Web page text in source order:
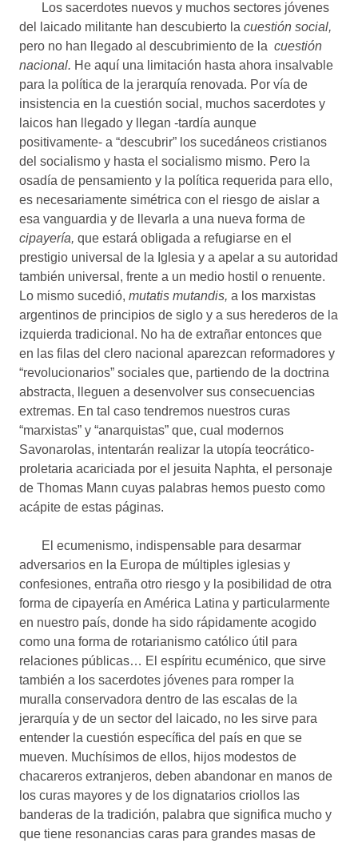
Los sacerdotes nuevos y muchos sectores jóvenes
del laicado militante han descubierto la cuestión social,
pero no han llegado al descubrimiento de la cuestión
nacional. He aquí una limitación hasta ahora insalvable
para la política de la jerarquía renovada. Por vía de
insistencia en la cuestión social, muchos sacerdotes y
laicos han llegado y llegan -tardía aunque
positivamente- a “descubrir” los sucedáneos cristianos
del socialismo y hasta el socialismo mismo. Pero la
osadía de pensamiento y la política requerida para ello,
es necesariamente simétrica con el riesgo de aislar a
esa vanguardia y de llevarla a una nueva forma de
cipayería, que estará obligada a refugiarse en el
prestigio universal de la Iglesia y a apelar a su autoridad
también universal, frente a un medio hostil o renuente.
Lo mismo sucedió, mutatis mutandis, a los marxistas
argentinos de principios de siglo y a sus herederos de la
izquierda tradicional. No ha de extrañar entonces que
en las filas del clero nacional aparezcan reformadores y
“revolucionarios” sociales que, partiendo de la doctrina
abstracta, lleguen a desenvolver sus consecuencias
extremas. En tal caso tendremos nuestros curas
“marxistas” y “anarquistas” que, cual modernos
Savonarolas, intentarán realizar la utopía teocrático-
proletaria acariciada por el jesuita Naphta, el personaje
de Thomas Mann cuyas palabras hemos puesto como
acápite de estas páginas.
El ecumenismo, indispensable para desarmar
adversarios en la Europa de múltiples iglesias y
confesiones, entraña otro riesgo y la posibilidad de otra
forma de cipayería en América Latina y particularmente
en nuestro país, donde ha sido rápidamente acogido
como una forma de rotarianismo católico útil para
relaciones públicas… El espíritu ecuménico, que sirve
también a los sacerdotes jóvenes para romper la
muralla conservadora dentro de las escalas de la
jerarquía y de un sector del laicado, no les sirve para
entender la cuestión específica del país en que se
mueven. Muchísimos de ellos, hijos modestos de
chacareros extranjeros, deben abandonar en manos de
los curas mayores y de los dignatarios criollos las
banderas de la tradición, palabra que significa mucho y
que tiene resonancias caras para grandes masas de